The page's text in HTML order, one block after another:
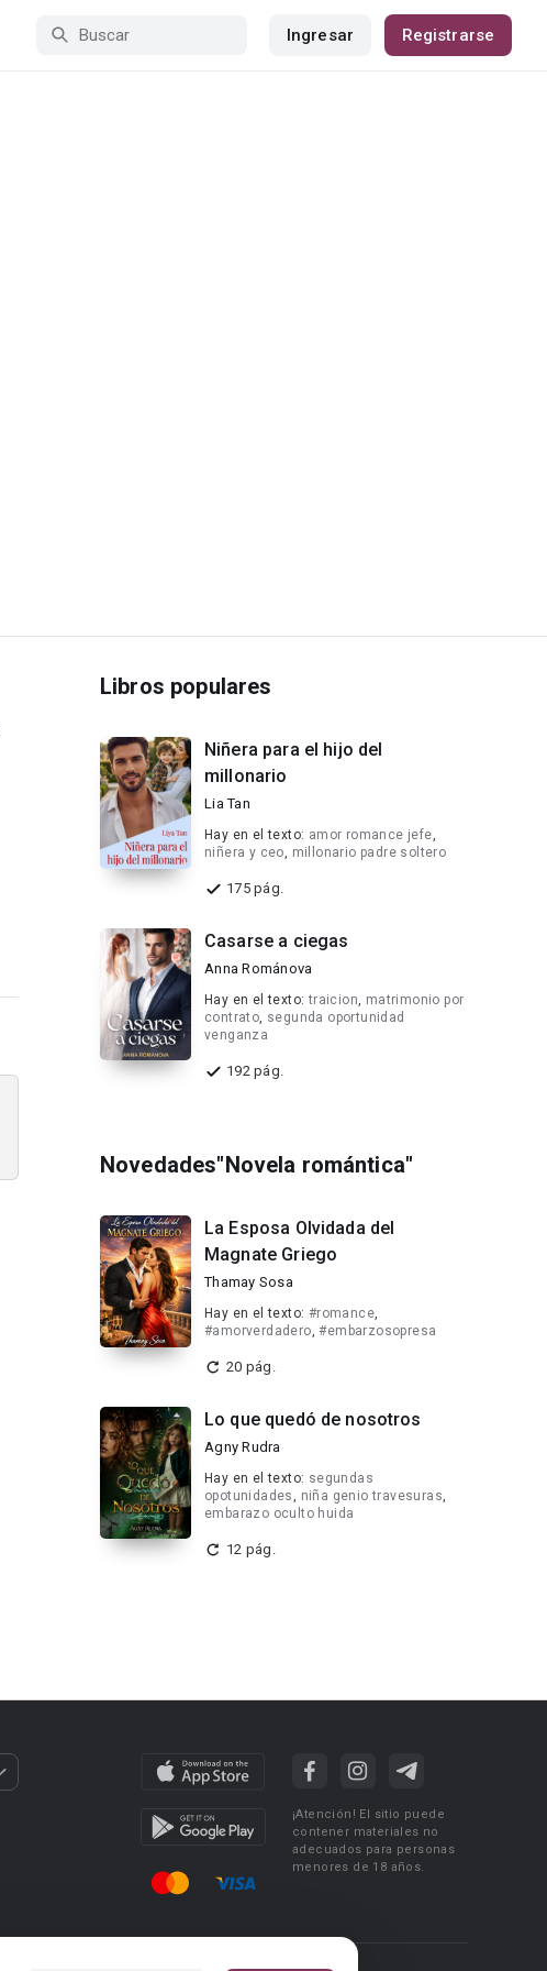
Ingresar Registrarse
Libros populares
Niñera para el hijo del
millonario
Lia Tan
Hay en el texto: amor romance jefe,
niñera y ceo, millonario padre soltero
175 pág.
Casarse a ciegas
Anna Románova
Hay en el texto:traicion, matrimonio por
contrato, segunda oportunidad
venganza
192 pág.
Novedades"Novela romántica"
La Esposa Olvidada del
Magnate Griego
Thamay Sosa
Hay en el texto: #romance,
#amorverdadero,#embarzosopresa
20 pág.
Lo que quedó de nosotros
Agny Rudra
Hay en el texto: segundas
opotunidades, niña genio travesuras,
embarazo oculto huida
12 pág.
¡Atención! El sitio puede
contener materiales no
adecuados para personas
menores de 18 años.